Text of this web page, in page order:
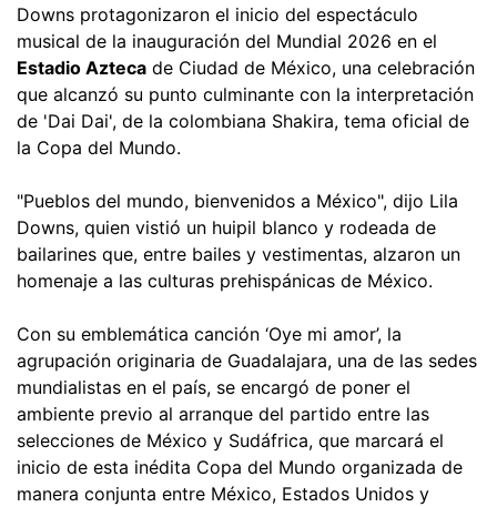
Downs protagonizaron el inicio del espectáculo
musical de la inauguración del Mundial 2026 en el
Estadio Azteca de Ciudad de México, una celebración
que alcanzó su punto culminante con la interpretación
de 'Dai Dai', de la colombiana Shakira, tema oficial de
la Copa del Mundo.
"Pueblos del mundo, bienvenidos a México", dijo Lila
Downs, quien vistió un huipil blanco y rodeada de
bailarines que, entre bailes y vestimentas, alzaron un
homenaje a las culturas prehispánicas de México.
Con su emblemática canción ‘Oye mi amor’, la
agrupación originaria de Guadalajara, una de las sedes
mundialistas en el país, se encargó de poner el
ambiente previo al arranque del partido entre las
selecciones de México y Sudáfrica, que marcará el
inicio de esta inédita Copa del Mundo organizada de
manera conjunta entre México, Estados Unidos y